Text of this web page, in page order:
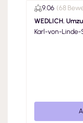
9.06 (68
WEDLICH.